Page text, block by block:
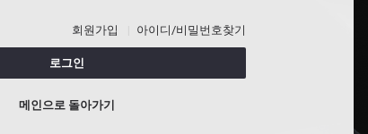
회원가입 아이디/비밀번호찾기
로그인
메인으로 돌아가기